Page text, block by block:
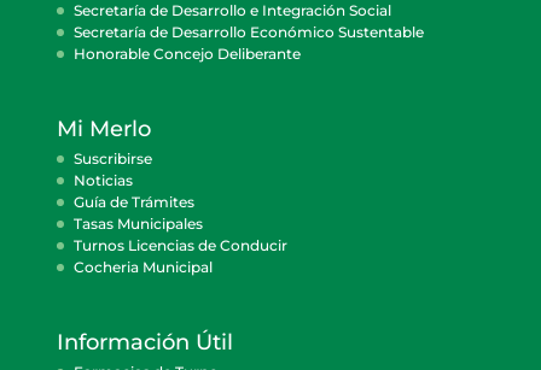
Secretaría de Desarrollo e Integración Social
Secretaría de Desarrollo Económico Sustentable
Honorable Concejo Deliberante
Mi Merlo
Suscribirse
Noticias
Guía de Trámites
Tasas Municipales
Turnos Licencias de Conducir
Cocheria Municipal
Información Útil